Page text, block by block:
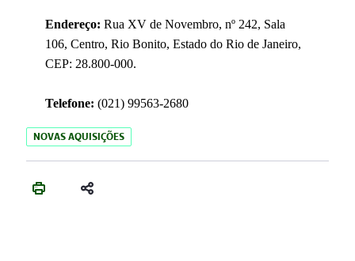
Endereço: Rua XV de Novembro, nº 242, Sala
106, Centro, Rio Bonito, Estado do Rio de Janeiro,
CEP: 28.800-000.
Telefone: (021) 99563-2680
NOVAS AQUISIÇÕES